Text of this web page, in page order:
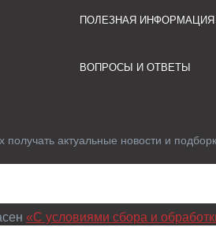
ПОЛЕЗНАЯ ИНФОРМАЦИЯ
ВОПРОСЫ И ОТВЕТЫ
актуальные новости и
«C условиями сбора и